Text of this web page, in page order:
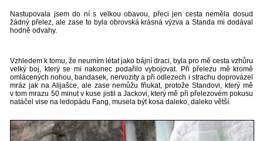
Nastupovala jsem do ní s velkou obavou, přeci jen cesta neměla dosud
žádný přelez, ale zase to byla obrovská krásná výzva a Standa mi dodával
hodně odvahy.
Vzhledem k tomu, že neumím létat jako bájní draci, byla pro mě cesta vzhůru
velký boj, který se mi nakonec podařilo vybojovat. Při přelezu mě kromě
omlácených nohou, bandasek, nervozity a při odlezech i strachu doprovázel
mráz jak na Alijašce, ale zase nemůžu fňukat, protože Standovi, který mě
v tom mrazu 50 minut v kuse jistil a Jackovi, který mě při přelezovém pokusu
natáčel vise na ledopádu Fang, musela být kosa daleko, daleko větší.